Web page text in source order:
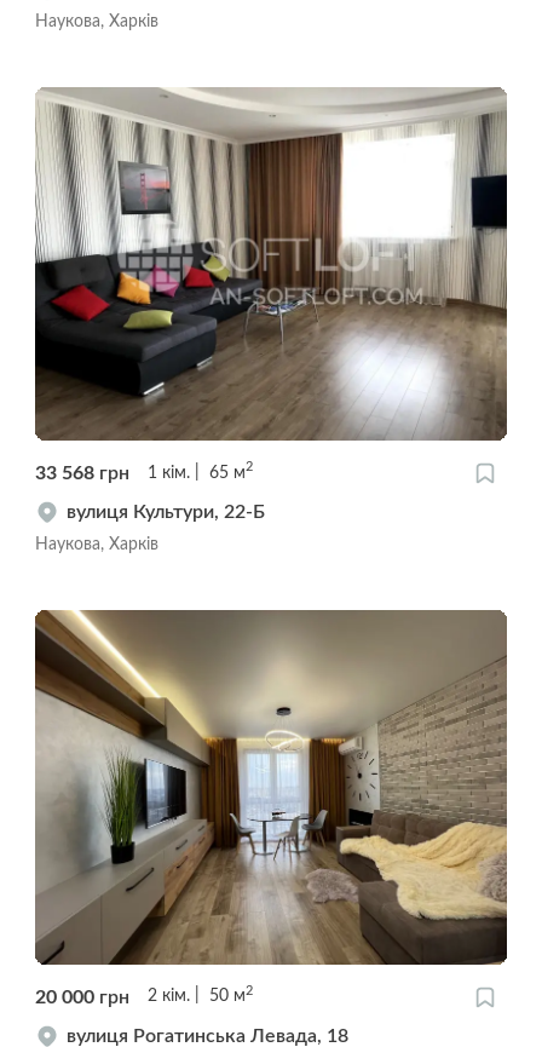
Наукова, Харків
33 568 грн 1 кім. 65 м2
вулиця Культури, 22-Б
Наукова, Харків
20 000 грн 2 кім. 50 м 2
вулиця Рогатинська Левада, 18